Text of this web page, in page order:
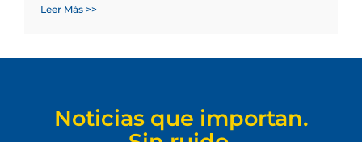
Leer Más >>
Noticias que importan.